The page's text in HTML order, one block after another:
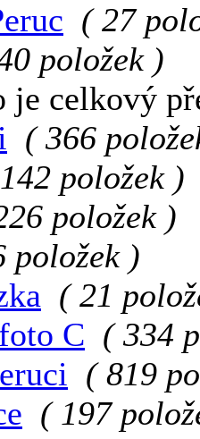
( 27
položek )
celkový
( 366
položek )
položek )
položek )
( 21
C ( 334
( 819
( 197